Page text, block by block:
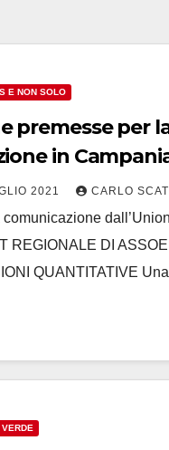
E NON SOLO
premesse per
in
2021 CARLO
REGIONALE DI
QUANTITATIVE